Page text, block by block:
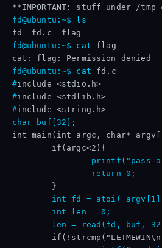
fd@ubuntu:~$
ls
fd@ubuntu:~$
cat
fd@ubuntu:~$
cat
#
#
#
char buf[32];
int main(int argc, char*
printf("pass
                return 0;
int fd = atoi(
        int len = 0;
len = read(fd, buf,